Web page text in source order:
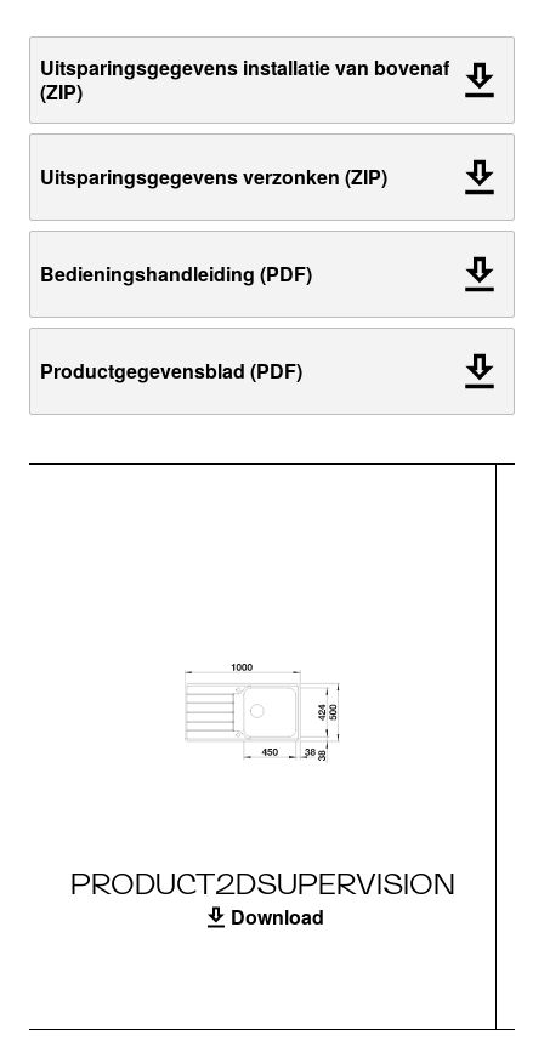
Uitsparingsgegevens installatie van bovenaf
(ZIP)
Uitsparingsgegevens verzonken (ZIP)
Bedieningshandleiding (PDF)
Productgegevensblad (PDF)
PRODUCT2DSUPERVISION
Download